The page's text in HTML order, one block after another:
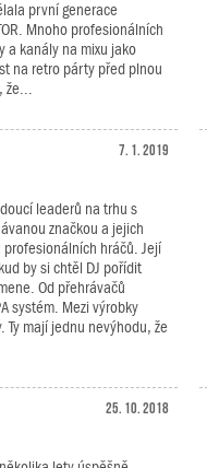
první generace
Mnoho profesionálních
a kanály na mixu jako
na retro párty před plnou
7. 1. 2019
leaderů na trhu s
značkou a jejich
hráčů. Její
by si chtěl DJ pořídit
Od přehrávačů
systém. Mezi výrobky
Ty mají jednu nevýhodu, že
25. 10. 2018